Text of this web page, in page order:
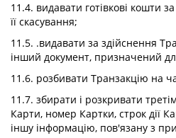
11.4. видавати готівкові кошти
її скасування;
11.5. .видавати за здійснення
інший документ, призначений
11.6. розбивати Транзакцію на
11.7. збирати і розкривати
Карти, номер Картки, строк дії
іншу інформацію, пов'язану з